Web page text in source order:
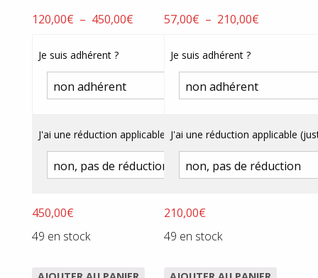
120,00€ – 450,00€Plage
120,00€
Je suis adhérent ?
J'ai une réduction applicable (justificatif obligatoire) ?
450,00€
49 en stock
57,00€ – 210,00€
57,00€
Je suis adhérent ?
J'ai une réduction applicable
210,00€
49 en stock